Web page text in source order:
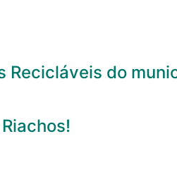
Recicláveis do